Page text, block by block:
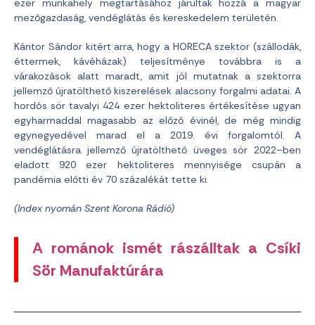
ezer munkahely megtartásához járultak hozzá a magyar
mezőgazdaság, vendéglátás és kereskedelem területén.
Kántor Sándor kitért arra, hogy a HORECA szektor (szállodák,
éttermek, kávéházak) teljesítménye továbbra is a
várakozások alatt maradt, amit jól mutatnak a szektorra
jellemző újratölthető kiszerelések alacsony forgalmi adatai. A
hordós sör tavalyi 424 ezer hektoliteres értékesítése ugyan
egyharmaddal magasabb az előző évinél, de még mindig
egynegyedével marad el a 2019. évi forgalomtól. A
vendéglátásra jellemző újratölthető üveges sör 2022–ben
eladott 920 ezer hektoliteres mennyisége csupán a
pandémia előtti év 70 százalékát tette ki.
(Index nyomán Szent Korona Rádió)
A románok ismét rászálltak a Csíki
Sör Manufaktúrára